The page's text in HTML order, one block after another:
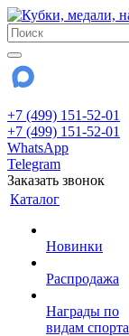
+7 (499) 151-52-01
+7 (499) 151-52-01
WhatsApp
Telegram
Заказать звонок
Каталог
Новинки
Распродажа
Награды по
видам спорта